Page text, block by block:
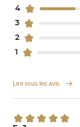
4
3
2
1
Lire tous les avis